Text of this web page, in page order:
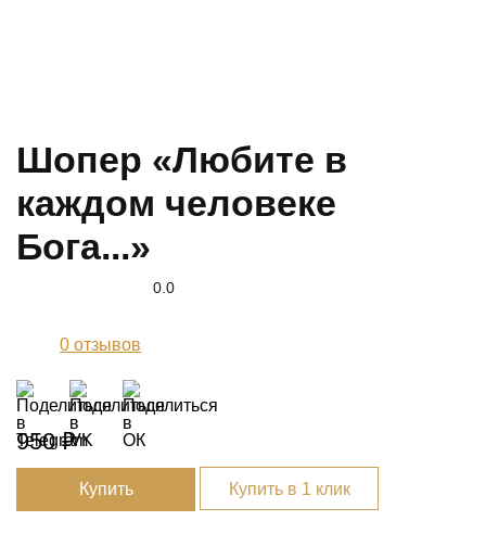
Шопер «Любите в
каждом человеке
Бога...»
0.0
0 отзывов
950 ₽
Купить Купить в 1 клик